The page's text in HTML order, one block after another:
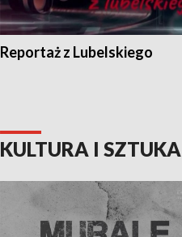
Reportaż z Lubelskiego
KULTURA I SZTUKA